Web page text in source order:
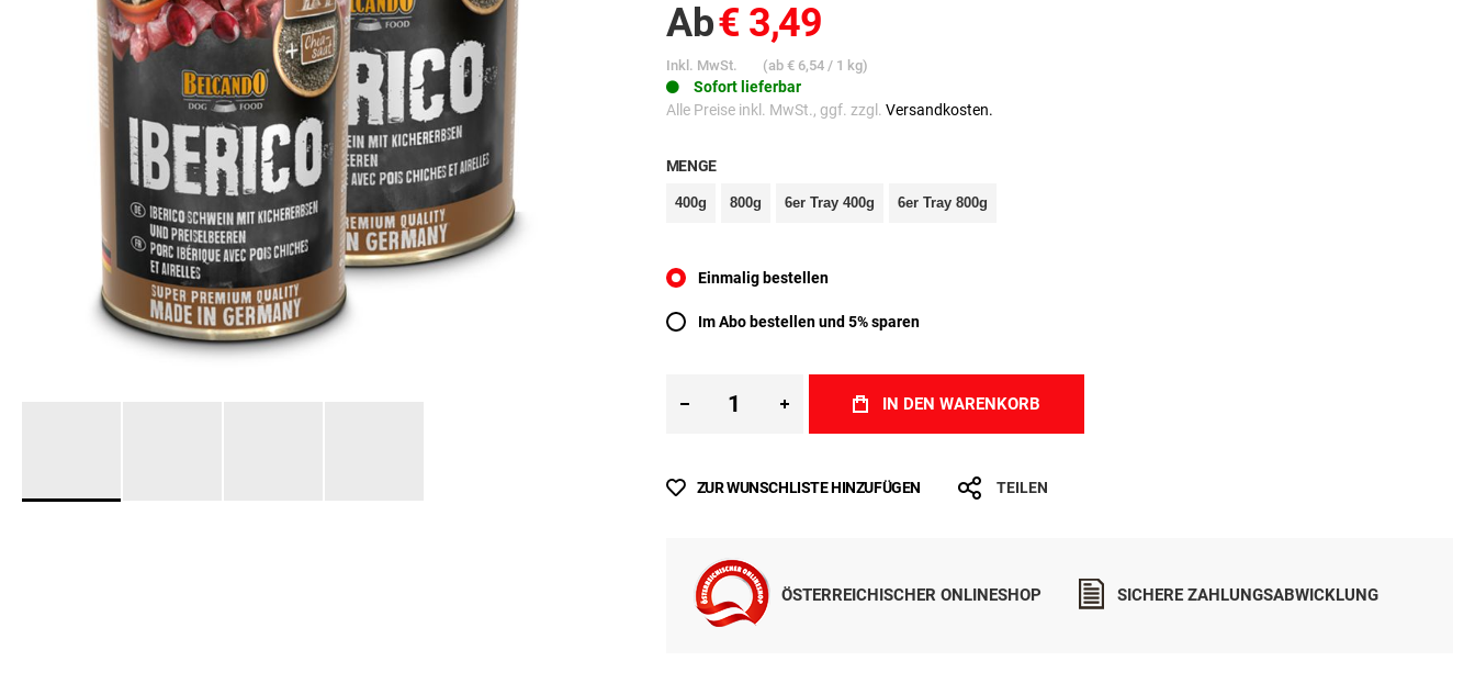
Ab€ 3,49
Inkl. MwSt. (ab € 6,54/ 1 kg)
Sofort lieferbar
Alle Preise inkl. MwSt., ggf. zzgl. Versandkosten.
MENGE
400g 800g 6er Tray 400g 6er Tray 800g
Einmalig bestellen
Im Abo bestellen und 5% sparen
IN DEN WARENKORB
ZUR WUNSCHLISTE HINZUFÜGEN TEILEN
ÖSTERREICHISCHER ONLINESHOP SICHERE ZAHLUNGSABWICKLUNG